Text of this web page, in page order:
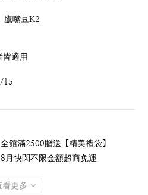
鷹嘴豆K2
皆適用
15
館滿2500贈送【精美禮袋】
月快閃不限金額超商免運
看更多